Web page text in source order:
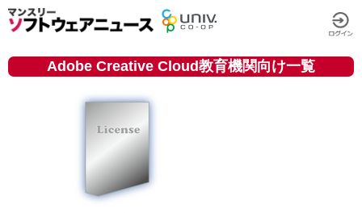
Adobe Creative Cloud教育機関向け一覧